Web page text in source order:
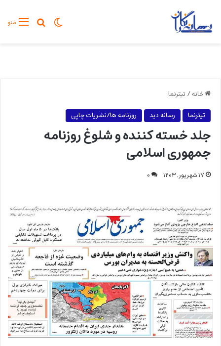
منوجستجو
تغییر پوسته
خانه/تیترنما
تیترنما
رسانه دید روزنامه ها/نشریات چاپی
جلد خسته کننده و شلوغ روزنامه
جمهوری اسلامی
۱۷ شهریور, ۱۴۰۳ ۰